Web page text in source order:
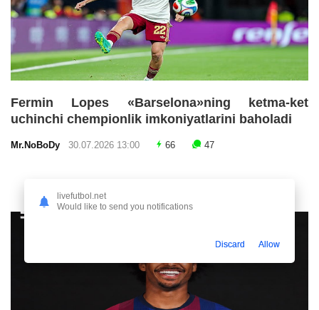
Fermin Lopes «Barselona»ning ketma-ket
uchinchi chempionlik imkoniyatlarini baholadi
Mr.NoBoDy 30.07.2026 13:00 66 47
livefutbol.net
Would like to send you notifications
Discard Allow